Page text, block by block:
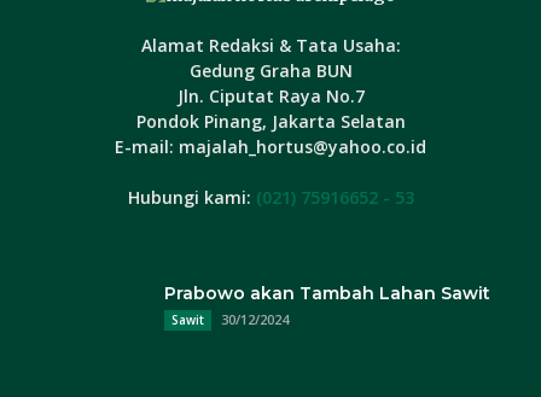
Alamat Redaksi & Tata Usaha:
Gedung Graha BUN
Jln. Ciputat Raya No.7
Pondok Pinang, Jakarta Selatan
E-mail: majalah_hortus@yahoo.co.id
Hubungi kami: (021) 75916652 - 53
Prabowo akan Tambah Lahan Sawit
Sawit 30/12/2024